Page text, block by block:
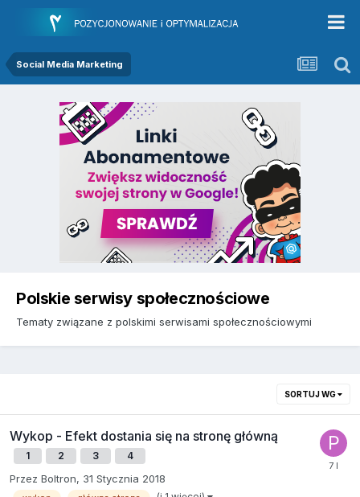
Social Media Marketing
Polskie serwisy społecznościowe
Tematy związane z polskimi serwisami społecznościowymi
SORTUJ WG
Wykop - Efekt dostania się na stronę główną
1 2 3 4
Przez Boltron, 31 Stycznia 2018